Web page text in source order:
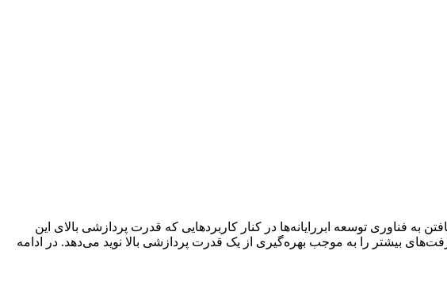
به فناوری توسعه ابررایانه‌ها در کنار کاربردهایی که قدرت پردازشی بالای این
بیشتر را به موجب بهره‌گیری از یک قدرت پردازشی بالا نوید می‌دهد. در ادامه